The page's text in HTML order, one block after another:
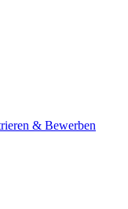
& Bewerben